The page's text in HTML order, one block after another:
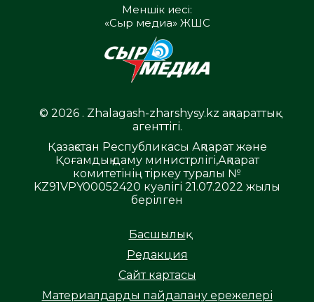
Меншік иесі:
«Сыр медиа» ЖШС
© 2026 . Zhalagash-zharshysy.kz ақпараттық
агенттігі.
Қазақстан Республикасы Ақпарат және
Қоғамдық даму министрлігі,Ақпарат
комитетінің тіркеу туралы №
KZ91VPY00052420 куәлігі 21.07.2022 жылы
берілген
Басшылық
Редакция
Сайт картасы
Материалдарды пайдалану ережелері